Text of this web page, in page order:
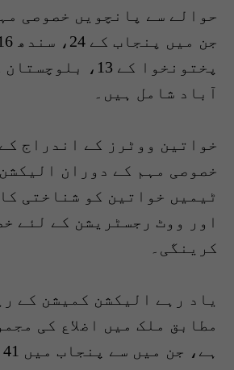
حوالے سے پانچویں خصوصی
آباد شامل ہیں۔
خواتین ووٹرز کے اندراج
خصوصی مہم کے دوران
ٹیمیں خواتین کو شناختی
اور ووٹ رجسٹریشن کے لئے
کرینگی۔
یاد رہے الیکشن کمیشن کے